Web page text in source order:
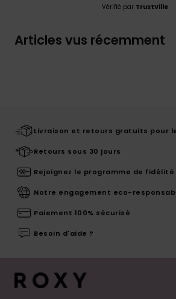
Vérifié par TrustVille
Articles vus récemment
Livraison et retours gratuits pour
Retours sous 30 jours
Rejoignez le programme de fidélité
Notre engagement eco-
Paiement 100% sécurisé
Besoin d'aide ?